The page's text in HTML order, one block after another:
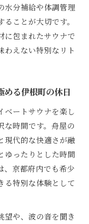
水分補給や体調管理
ことが大切です。
に包まれたサウナで
わえない特別なリト
める伊根町の休日
ベートサウナを楽し
な時間です。舟屋の
現代的な快適さが融
ゆったりとした時間
、京都府内でも希少
る特別な体験として
望や、波の音を聞き